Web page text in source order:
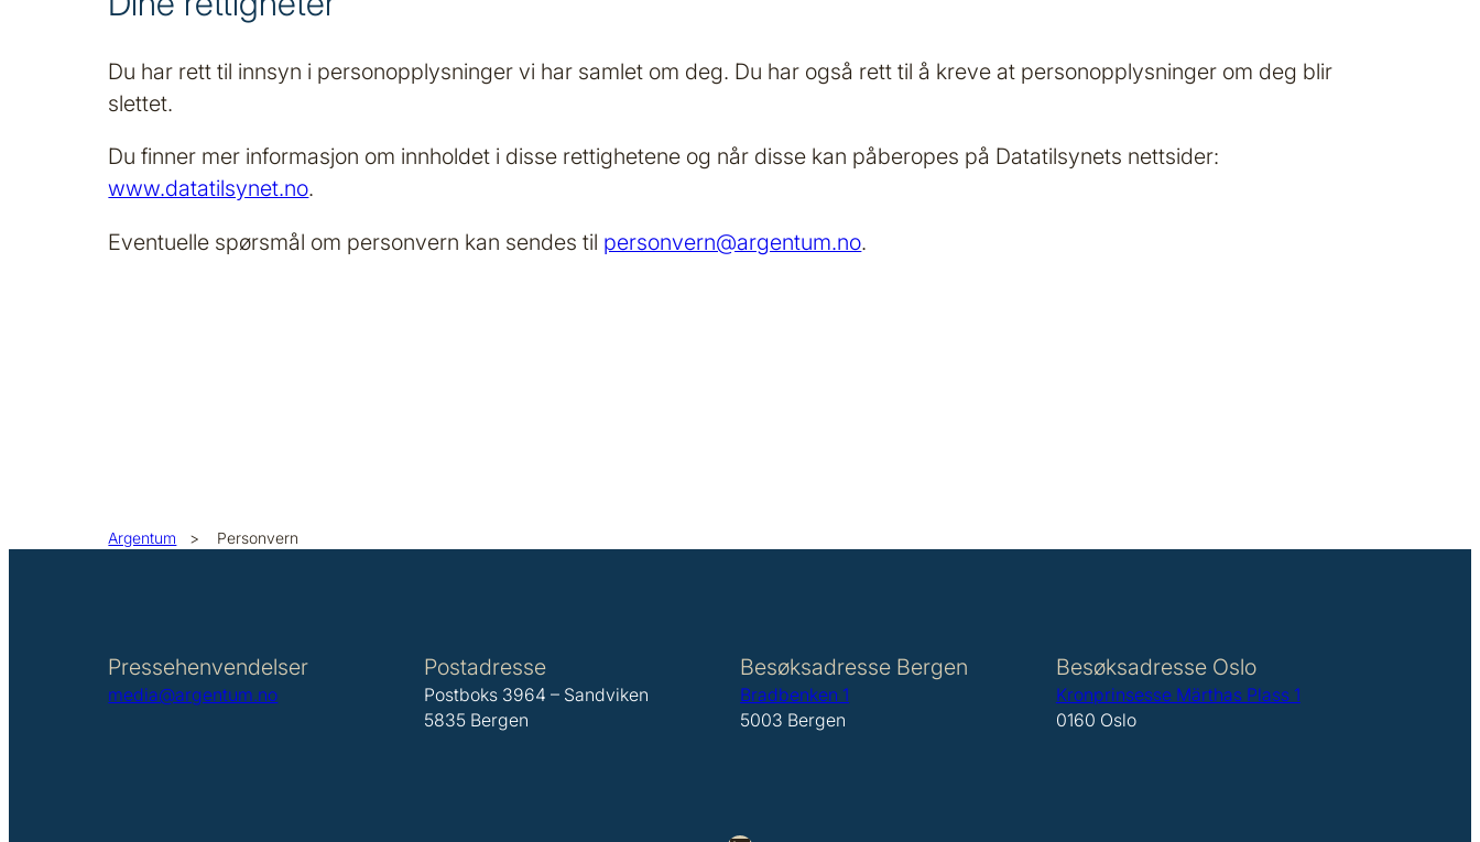
Du har rett til innsyn i personopplysninger vi har samlet om deg. Du har også rett til å kreve at personopplysninger om deg blir
slettet.
Du finner mer informasjon om innholdet i disse rettighetene og når disse kan påberopes på Datatilsynets nettsider:
www.datatilsynet.no.
Eventuelle spørsmål om personvern kan sendes til personvern@argentum.no.
Argentum > Personvern
Pressehenvendelser
media@argentum.no
Postadresse
Postboks 3964 – Sandviken
5835 Bergen
Besøksadresse Bergen
Bradbenken 1
5003 Bergen
Besøksadresse Oslo
Kronprinsesse Märthas Plass 1
0160 Oslo